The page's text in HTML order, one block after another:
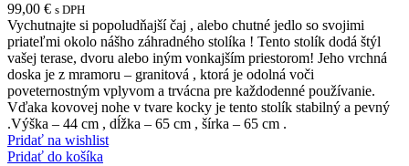
99,00 € s DPH
Vychutnajte si popoludňajší čaj , alebo chutné jedlo so svojimi
priateľmi okolo nášho záhradného stolíka ! Tento stolík dodá štýl
vašej terase, dvoru alebo iným vonkajším priestorom! Jeho vrchná
doska je z mramoru – granitová , ktorá je odolná voči
poveternostným vplyvom a trvácna pre každodenné používanie.
Vďaka kovovej nohe v tvare kocky je tento stolík stabilný a pevný
.Výška – 44 cm , dĺžka – 65 cm , šírka – 65 cm .
Pridať na wishlist
Pridať do košíka